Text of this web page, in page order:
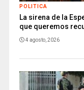
POLITICA
La sirena de la
que queremos
4 agosto, 2026